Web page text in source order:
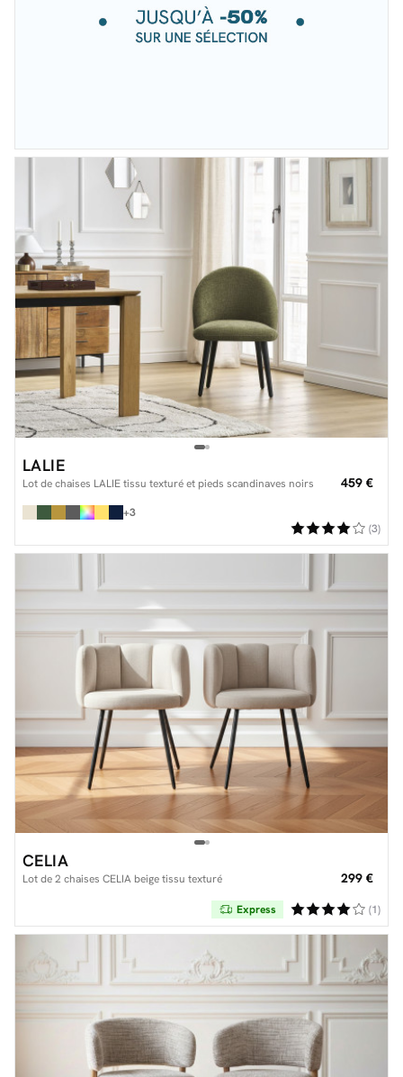
LALIE
Lot de chaises LALIE tissu texturé et pieds scandinaves noirs 459 €
+3
(3)
CELIA
Lot de 2 chaises CELIA beige tissu texturé 299 €
(1)
Express